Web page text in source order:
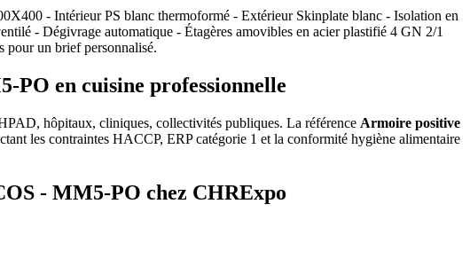
- Intérieur PS blanc thermoformé - Extérieur Skinplate blanc - Isolation en
- Dégivrage automatique - Étagères amovibles en acier plastifié 4 GN 2/1
un brief personnalisé.
PO en cuisine professionnelle
hôpitaux, cliniques, collectivités publiques. La référence Armoire positive
les contraintes HACCP, ERP catégorie 1 et la conformité hygiène alimentaire
- MM5-PO chez CHRExpo